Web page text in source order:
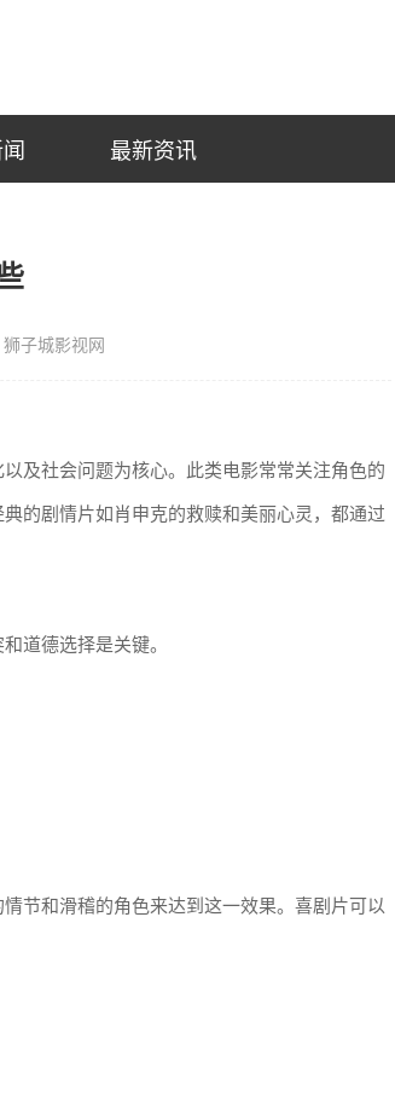
最新资讯
子城影视网
及社会问题为核心。此类电影常常关注角色的
的剧情片如肖申克的救赎和美丽心灵，都通过
道德选择是关键。
节和滑稽的角色来达到这一效果。喜剧片可以